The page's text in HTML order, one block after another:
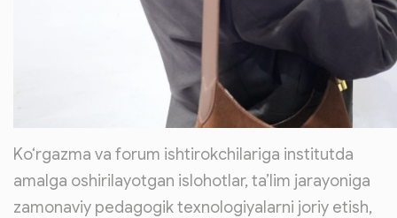
Ko‘rgazma va forum ishtirokchilariga institutda
amalga oshirilayotgan islohotlar, ta’lim jarayoniga
zamonaviy pedagogik texnologiyalarni joriy etish,